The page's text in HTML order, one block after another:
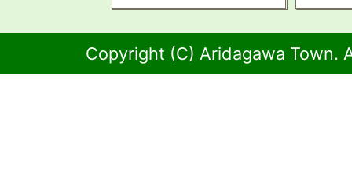
Copyright (C) Aridagawa Town.